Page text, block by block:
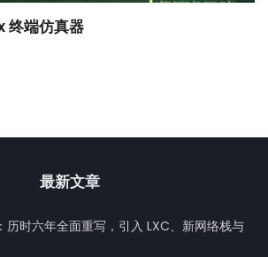
终端仿真器
最新文章
时六年全面重写，引入 LXC、新网络栈与